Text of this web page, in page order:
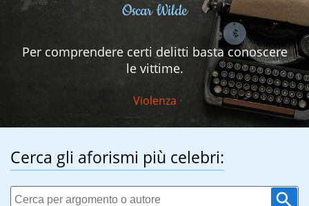
Oscar Wilde
Per comprendere certi delitti basta conoscere
le vittime.
Violenza
Cerca gli aforismi più celebri: